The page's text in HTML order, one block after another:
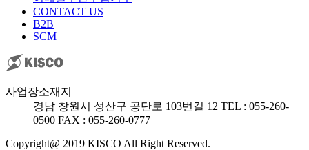
CONTACT US
B2B
SCM
사업장소재지
경남 창원시 성산구 공단로 103번길 12 TEL : 055-260-
0500 FAX : 055-260-0777
Copyright@ 2019 KISCO All Right Reserved.